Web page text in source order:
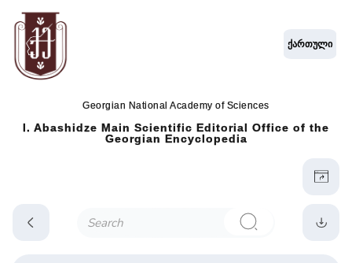
Georgian National Academy of Sciences
I. Abashidze Main Scientific Editorial Office of the
Georgian Encyclopedia
ქართული